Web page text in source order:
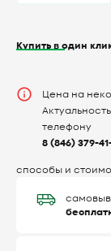
Купить в один
Цена на
телефону
8 (846) 379-
способы и